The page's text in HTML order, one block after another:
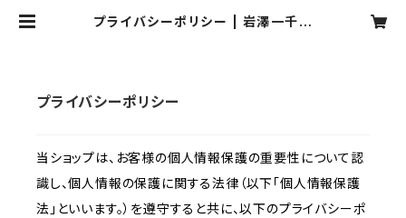
プライバシーポリシー | 岩澤一千乃
プライバシーポリシー
当ショップは、お客様の個人情報保護の重要性について認
識し、個人情報の保護に関する法律（以下「個人情報保護
法」といいます。）を遵守すると共に、以下のプライバシーポ